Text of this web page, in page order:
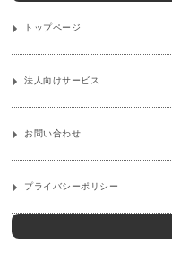
トップページ
法人向けサービス
お問い合わせ
プライバシーポリシー